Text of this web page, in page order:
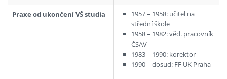
Praxe od ukončení VŠ studia
1957 – 1958: učitel na
střední škole
1958 – 1982: věd. pracovník
ČSAV
1983 – 1990: korektor
1990 – dosud: FF UK Praha